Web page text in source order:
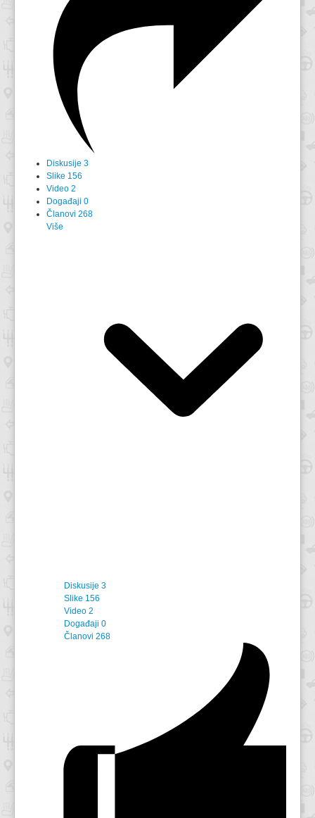
Diskusije 3
Slike 156
Video 2
Događaji 0
Članovi 268
Više
Diskusije 3
Slike 156
Video 2
Događaji 0
Članovi 268